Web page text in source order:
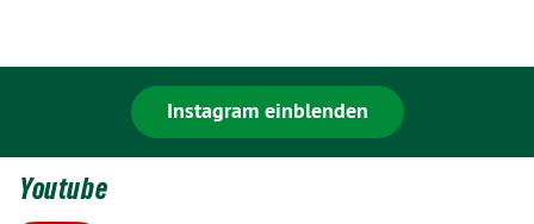
Instagram einblenden
Youtube